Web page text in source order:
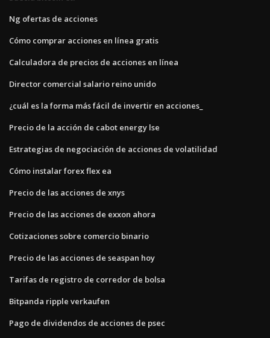
Ng ofertas de acciones
Cómo comprar acciones en línea gratis
Calculadora de precios de acciones en línea
Director comercial salario reino unido
¿cuál es la forma más fácil de invertir en acciones_
Precio de la acción de cabot energy lse
Estrategias de negociación de acciones de volatilidad
Cómo instalar forex flex ea
Precio de las acciones de xnys
Precio de las acciones de exxon ahora
Cotizaciones sobre comercio binario
Precio de las acciones de seaspan hoy
Tarifas de registro de corredor de bolsa
Bitpanda ripple verkaufen
Pago de dividendos de acciones de psec